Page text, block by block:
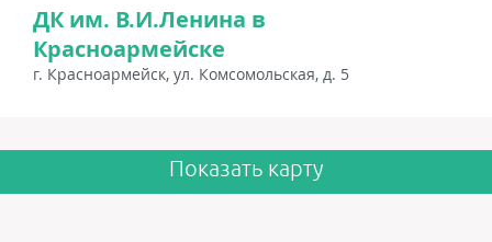
ДК им. В.И.Ленина в
Красноармейске
г. Красноармейск, ул. Комсомольская, д. 5
Показать карту